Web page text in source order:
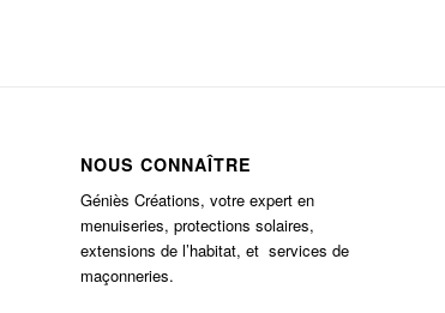
NOUS CONNAÎTRE
Géniès Créations, votre expert en
menuiseries, protections solaires,
extensions de l’habitat, et services de
maçonneries.